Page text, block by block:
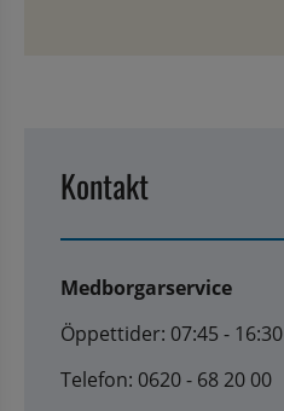
Kontakt
Medborgarservice
Öppettider: 07:45 - 16:30
Telefon: 0620 - 68 20 00